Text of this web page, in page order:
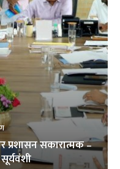
प्रशासन सकारात्मक –